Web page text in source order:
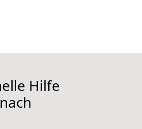
Hilfe